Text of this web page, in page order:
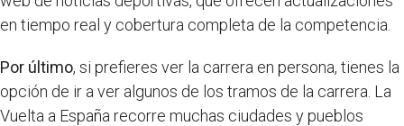
en tiempo real y cobertura completa de la competencia.
Por último, si prefieres ver la carrera en persona, tienes la
opción de ir a ver algunos de los tramos de la carrera. La
Vuelta a España recorre muchas ciudades y pueblos